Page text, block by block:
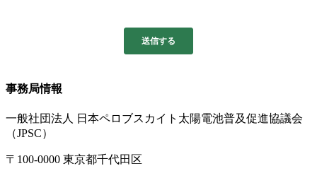
事務局情報
一般社団法人 日本ペロブスカイト太陽電池普及促進協議会
（JPSC）
〒100-0000 東京都千代田区